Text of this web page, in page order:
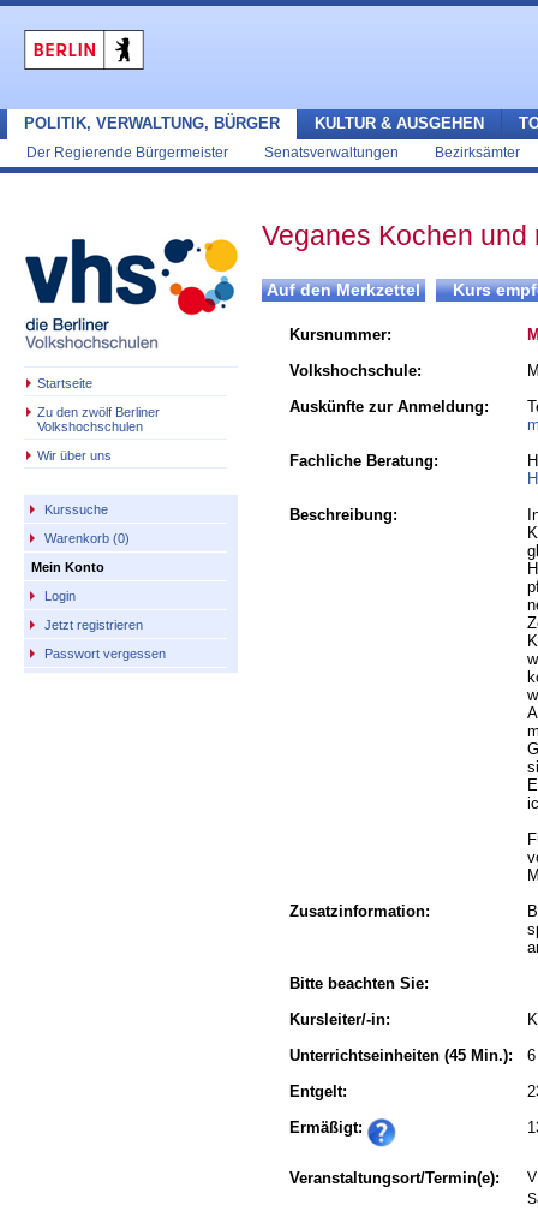
POLITIK, VERWALTUNG, BÜRGER
Der Regierende Bürgermeister Senatsverwaltungen Bezirksämter
KULTUR & AUSGEHEN
Startseite
Zu den zwölf Berliner
Volkshochschulen
Wir über uns
Kurssuche
Warenkorb (0)
Mein Konto
Login
Jetzt registrieren
Passwort vergessen
Veganes Kochen
Kursnummer:
Volkshochschule:
Auskünfte zur Anmeldung:
Fachliche Beratung:
Beschreibung:
Zusatzinformation:
Bitte beachten Sie:
Kursleiter/-in:
Unterrichtseinheiten (45 Min.):
Entgelt:
Ermäßigt:
Veranstaltungsort/Termin(e):